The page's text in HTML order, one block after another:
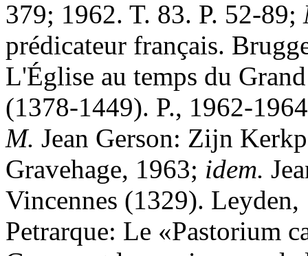
379; 1962. T. 83. P. 52-89;
prédicateur français.
L'Église au temps du
(1378-1449). P., 1962-
M. Jean Gerson: Zijn
Gravehage, 1963; idem.
Vincennes (1329).
Petrarque: Le «Pastorium